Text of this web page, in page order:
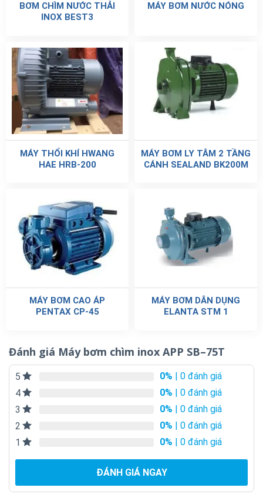
BƠM CHÌM NƯỚC THẢI
INOX BEST3
MÁY BƠM NƯỚC NÓNG
MÁY THỔI KHÍ HWANG
HAE HRB-200
MÁY BƠM LY TÂM 2 TẦNG
CÁNH SEALAND BK200M
MÁY BƠM CAO ÁP
PENTAX CP-45
MÁY BƠM DÂN DỤNG
ELANTA STM 1
Đánh giá Máy bơm chìm inox APP SB–75T
5 0% | 0 đánh giá
4
0% | 0 đánh giá
3
0% | 0 đánh giá
2
0% | 0 đánh giá
1
0% | 0 đánh giá
ĐÁNH GIÁ NGAY